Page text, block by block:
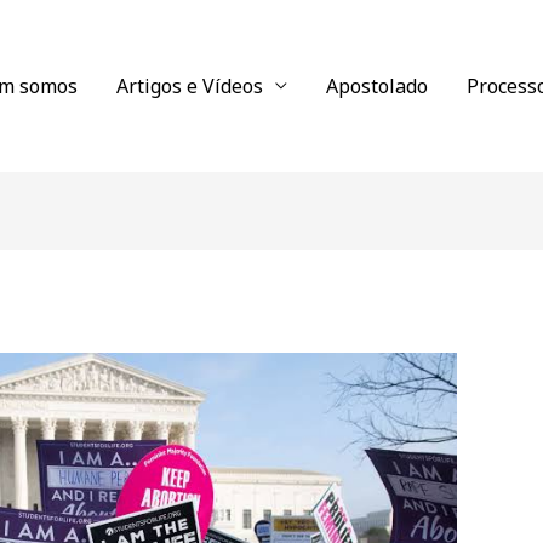
somos Artigos e Vídeos Apostolado